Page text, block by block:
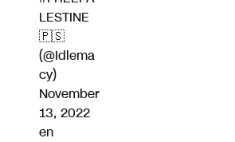
LESTINE
🇵🇸
(@Idlema
cy)
November
13, 2022
en